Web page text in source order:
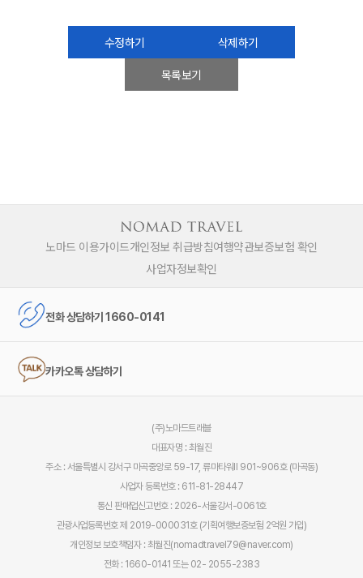
수정하기
삭제하기
목록보기
노마드 이용가이드개인정보 취급방침여행약관보증보험 확인
사업자정보확인
전화 상담하기 1660-0141
카카오톡 상담하기
(주)노마드트래블
대표자명 : 최월진
주소 : 서울특별시 강서구 마곡중앙로 59-17, 류마타워Ⅱ 901~906호 (마곡동)
사업자 등록번호 : 611-81-28447
통신 판매업신고번호 : 2026-서울강서-0061호
관광사업등록번호 제 2019-000031호 (기획여행보증보험 2억원 가입)
개인정보 보호책임자 : 최월진(nomadtravel79@naver.com)
전화 : 1660-0141 또는 02- 2055-2383